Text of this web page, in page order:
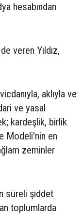
hesabından
veren Yıldız,
aklıyla ve
ve yasal
kardeşlik, birlik
Modeli'nin en
zeminler
süreli şiddet
toplumlarda